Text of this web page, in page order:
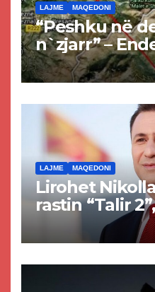
LAJME MAQEDONI
“Peshku në
n`zjarr” –
projekti i
Tetovës nis
LAJME MAQEDONI
Lirohet
rastin “Talir
akuzat për
paligjshëm të